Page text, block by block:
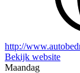
http://
Bekijk website
Maandag